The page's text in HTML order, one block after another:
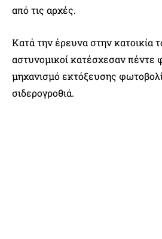
από τις αρχές.
Κατά την έρευνα στην κατοικία
αστυνομικοί κατέσχεσαν πέντε
μηχανισμό εκτόξευσης
σιδερογροθιά.